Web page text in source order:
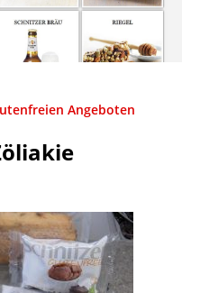
Angeboten